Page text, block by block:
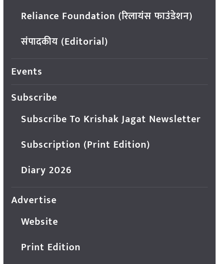
Reliance Foundation (रिलायंस फाउंडेशन)
संपादकीय (Editorial)
Events
Subscribe
Subscribe To Krishak Jagat Newsletter
Subscription (Print Edition)
Diary 2026
Advertise
Website
Print Edition